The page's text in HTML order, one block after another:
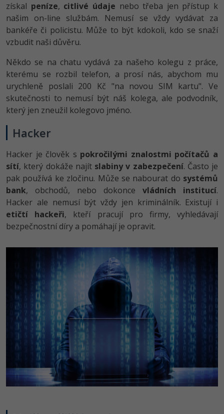
získal peníze, citlivé údaje nebo třeba jen přístup k
našim on-line službám. Nemusí se vždy vydávat za
bankéře či policistu. Může to být kdokoli, kdo se snaží
vzbudit naši důvěru.
Někdo se na chatu vydává za našeho kolegu z práce,
kterému se rozbil telefon, a prosí nás, abychom mu
urychleně poslali 200 Kč "na novou SIM kartu". Ve
skutečnosti to nemusí být náš kolega, ale podvodník,
který jen zneužil kolegovo jméno.
Hacker
Hacker je člověk s pokročilými znalostmi počítačů a
sítí, který dokáže najít slabiny v zabezpečení. Často je
pak používá ke zločinu. Může se nabourat do systémů
bank, obchodů, nebo dokonce vládních institucí.
Hacker ale nemusí být vždy jen kriminálník. Existují i
etičtí hackeři, kteří pracují pro firmy, vyhledávají
bezpečnostní díry a pomáhají je opravit.